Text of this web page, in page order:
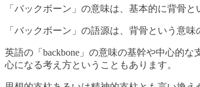
「バックボーン」の意味は、基本的に背骨と
「バックボーン」の語源は、背骨という意味
英語の「backbone」の意味の基幹や中心的
心になる考え方ということもあります。